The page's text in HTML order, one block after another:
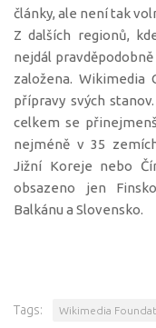
články, ale není tak
Z dalších regionů,
nejdál
založena. Wikimedia
přípravy svých
celkem se
nejméně v 35
Jižní Koreje nebo
obsazeno jen
Balkánu a Slovensko.
Tags: Wikimedia